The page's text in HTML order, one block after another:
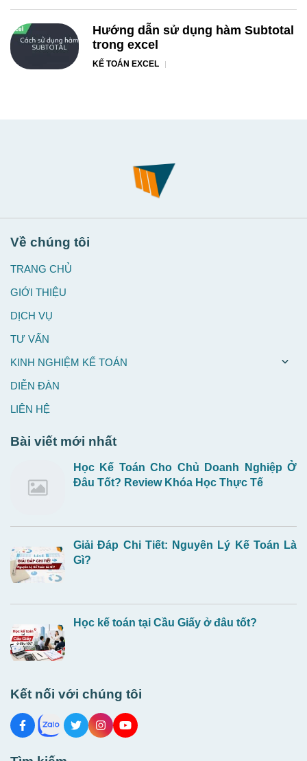
Hướng dẫn sử dụng hàm Subtotal
trong excel
KẾ TOÁN EXCEL
Về chúng tôi
TRANG CHỦ
GIỚI THIỆU
DỊCH VỤ
TƯ VẤN
KINH NGHIỆM KẾ TOÁN
DIỄN ĐÀN
LIÊN HỆ
Bài viết mới nhất
Học Kế Toán Cho Chủ Doanh Nghiệp Ở
Đâu Tốt? Review Khóa Học Thực Tế
Giải Đáp Chi Tiết: Nguyên Lý Kế Toán Là
Gì?
Học kế toán tại Cầu Giấy ở đâu tốt?
Kết nối với chúng tôi